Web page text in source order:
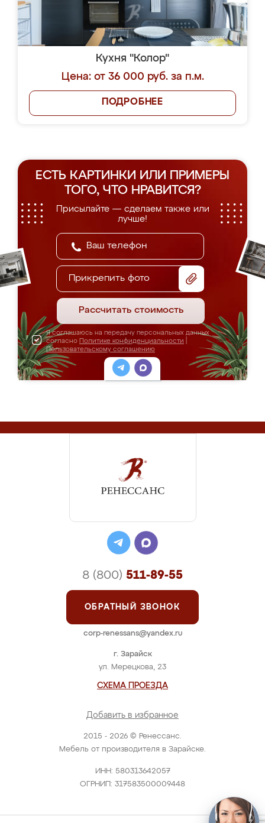
Кухня "Колор"
Цена: от 36 000 руб. за п.м.
ПОДРОБНЕЕ
ЕСТЬ КАРТИНКИ ИЛИ ПРИМЕРЫ
ТОГО, ЧТО НРАВИТСЯ?
Присылайте — сделаем также или
лучше!
Прикрепить фото
Рассчитать стоимость
Я соглашаюсь на передачу персональных данных
согласно Политике конфиденциальности
Пользовательскому соглашению
2015 - 2026 © Ренессанс.
Мебель от производителя в Зарайске.
ИНН: 580313642057
ОГРНИП: 317583500009448
г. Зарайск
ул. Мерецкова, 23
СХЕМА ПРОЕЗДА
Добавить в избранное
8 (800) 511-89-55
ОБРАТНЫЙ ЗВОНОК
corp-renessans@yandex.ru